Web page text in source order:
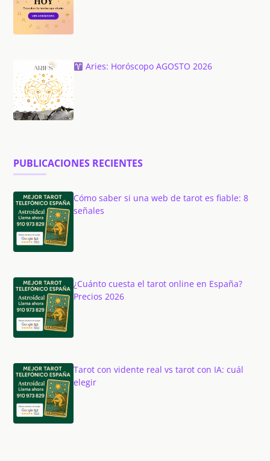
Aries: Horóscopo AGOSTO 2026
PUBLICACIONES RECIENTES
Cómo saber si una web de tarot es fiable: 8
señales
¿Cuánto cuesta el tarot online en España?
Precios 2026
Tarot con vidente real vs tarot con IA: cuál
elegir